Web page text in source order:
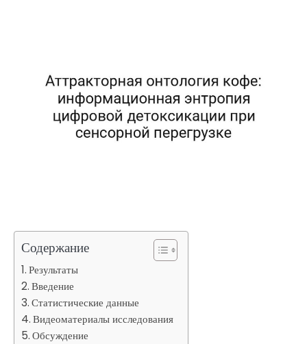
Содержание
Результаты
Введение
Статистические данные
Видеоматериалы исследования
Обсуждение